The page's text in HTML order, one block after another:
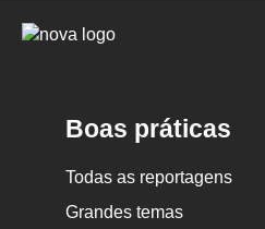
Logo
Boas práticas
Todas as reportagens
Grandes temas